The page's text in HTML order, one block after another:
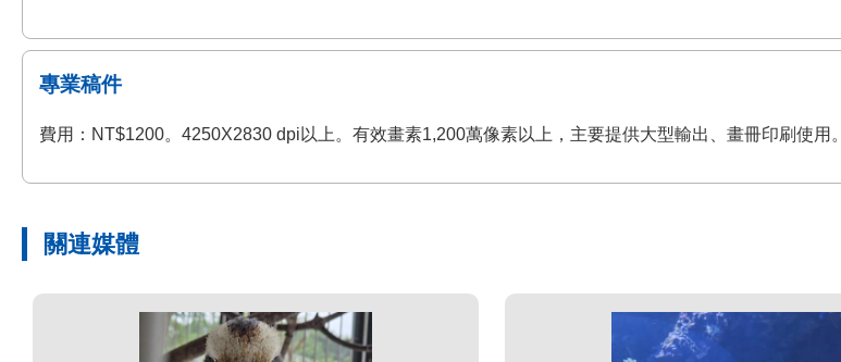
專業稿件
費用：NT$1200。4250X2830 dpi以上。有效畫素1,200萬像素以上，主要提供大型輸出、畫冊印刷使用。
關連媒體